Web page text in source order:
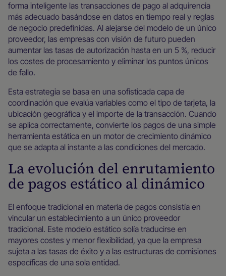
forma inteligente las transacciones de pago al adquirencia
más adecuado basándose en datos en tiempo real y reglas
de negocio predefinidas. Al alejarse del modelo de un único
proveedor, las empresas con visión de futuro pueden
aumentar las tasas de autorización hasta en un 5 %, reducir
los costes de procesamiento y eliminar los puntos únicos
de fallo.
Esta estrategia se basa en una sofisticada capa de
coordinación que evalúa variables como el tipo de tarjeta, la
ubicación geográfica y el importe de la transacción. Cuando
se aplica correctamente, convierte los pagos de una simple
herramienta estática en un motor de crecimiento dinámico
que se adapta al instante a las condiciones del mercado.
La evolución del enrutamiento
de pagos estático al dinámico
El enfoque tradicional en materia de pagos consistía en
vincular un establecimiento a un único proveedor
tradicional. Este modelo estático solía traducirse en
mayores costes y menor flexibilidad, ya que la empresa
sujeta a las tasas de éxito y a las estructuras de comisiones
específicas de una sola entidad.